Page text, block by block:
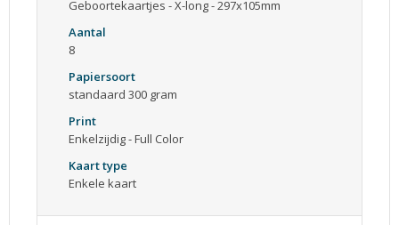
Geboortekaartjes - X-long - 297x105mm
Aantal
8
Papiersoort
standaard 300 gram
Print
Enkelzijdig - Full Color
Kaart type
Enkele kaart